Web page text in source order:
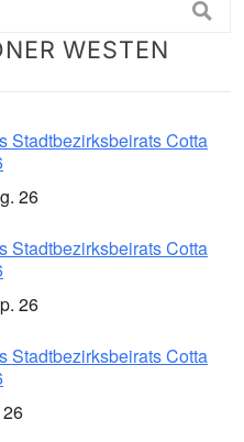
WESTEN
Stadtbezirksbeirats Cotta
26
Stadtbezirksbeirats Cotta
26
Stadtbezirksbeirats Cotta